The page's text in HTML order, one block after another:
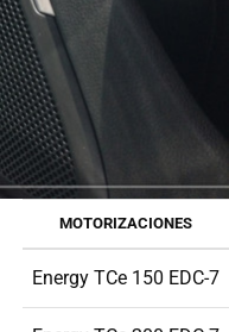
MOTORIZACIONES
Energy TCe 150 EDC-7